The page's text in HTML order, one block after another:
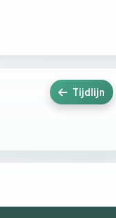
Tijdlijn